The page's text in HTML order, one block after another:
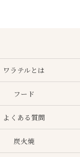
ワラテルとは
フード
よくある質問
炭火焼